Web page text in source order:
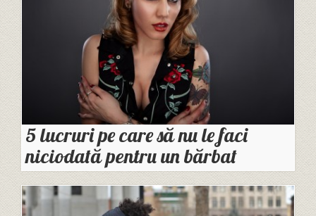
5 lucruri pe care să nu le faci
niciodată pentru un bărbat